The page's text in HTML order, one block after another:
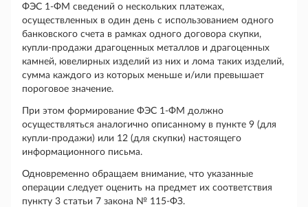
ФЭС 1-ФМ сведений о нескольких платежах,
осуществленных в один день с использованием одного
банковского счета в рамках одного договора скупки,
купли-продажи драгоценных металлов и драгоценных
камней, ювелирных изделий из них и лома таких изделий,
сумма каждого из которых меньше и/или превышает
пороговое значение.
При этом формирование ФЭС 1-ФМ должно
осуществляться аналогично описанному в пункте 9 (для
купли-продажи) или 12 (для скупки) настоящего
информационного письма.
Одновременно обращаем внимание, что указанные
операции следует оценить на предмет их соответствия
пункту 3 статьи 7 закона № 115-ФЗ.